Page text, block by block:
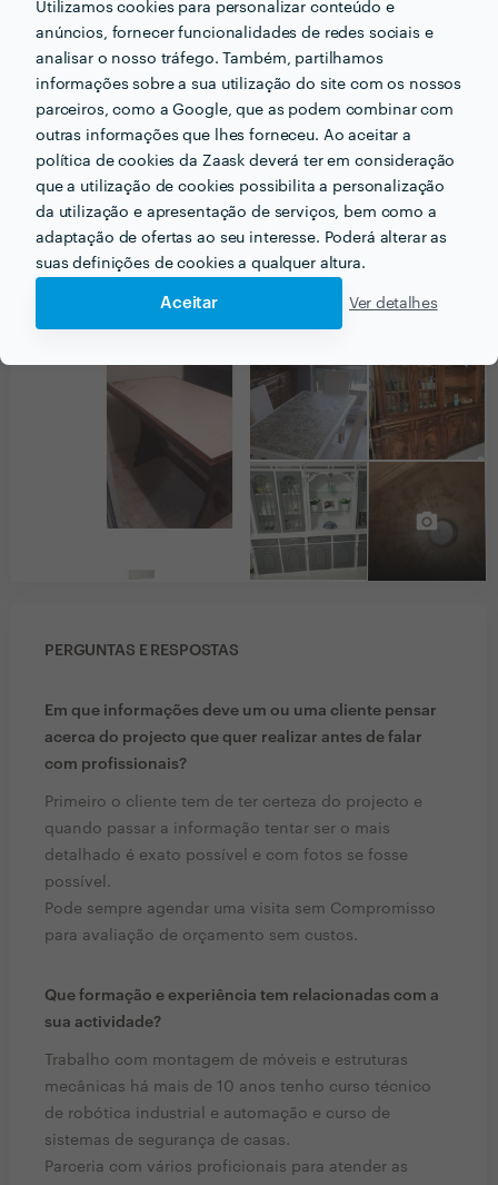
Utilizamos cookies para personalizar conteúdo e
anúncios, fornecer funcionalidades de redes sociais e
analisar o nosso tráfego. Também, partilhamos
informações sobre a sua utilização do site com os nossos
parceiros, como a Google, que as podem combinar com
outras informações que lhes forneceu. Ao aceitar a
política de cookies da Zaask deverá ter em consideração
que a utilização de cookies possibilita a personalização
da utilização e apresentação de serviços, bem como a
adaptação de ofertas ao seu interesse. Poderá alterar as
suas definições de cookies a qualquer altura.
Aceitar Ver detalhes
PRÉMIOS ZAASK
2 vezes Profissional de Excelência
🔥 Uau! Encontrou um/a Profissional de
Excelência. Este perfil obteve a maior
distinção da Zaask em
2020 e 2021
PERGUNTAS E RESPOSTAS
Em que informações deve um ou uma cliente pensar
acerca do projecto que quer realizar antes de falar
com profissionais?
Primeiro o cliente tem de ter certeza do projecto e
quando passar a informação tentar ser o mais
detalhado é exato possível e com fotos se fosse
possível.
Pode sempre agendar uma visita sem Compromisso
para avaliação de orçamento sem custos.
Que formação e experiência tem relacionadas com a
sua actividade?
Trabalho com montagem de móveis e estruturas
mecânicas há mais de 10 anos tenho curso técnico
de robótica industrial e automação e curso de
sistemas de segurança de casas.
Parceria com vários proficionais para atender as